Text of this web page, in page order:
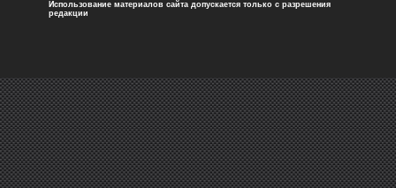
Использование материалов сайта допускается только с разрешения
редакции